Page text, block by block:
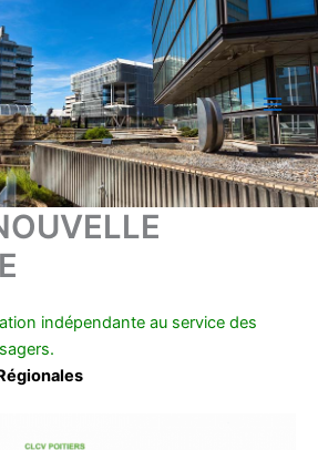
indépendante au service des